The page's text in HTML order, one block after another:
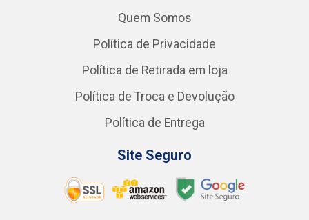
Quem Somos
Política de Privacidade
Política de Retirada em loja
Política de Troca e Devolução
Política de Entrega
Site Seguro